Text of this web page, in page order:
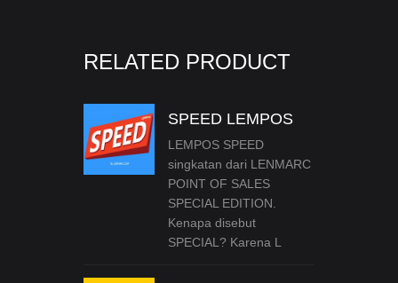
RELATED PRODUCT
SPEED LEMPOS
LEMPOS SPEED
singkatan dari LENMARC
POINT OF SALES
SPECIAL EDITION.
Kenapa disebut
SPECIAL? Karena L